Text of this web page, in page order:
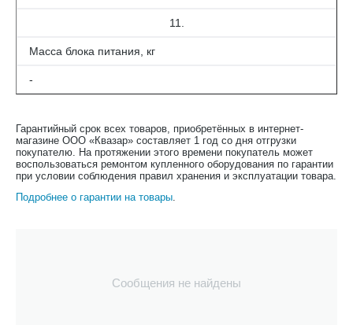
11.
Масса блока питания, кг
-
Гарантийный срок всех товаров, приобретённых в интернет-
магазине ООО «Квазар» составляет 1 год со дня отгрузки
покупателю. На протяжении этого времени покупатель может
воспользоваться ремонтом купленного оборудования по гарантии
при условии соблюдения правил хранения и эксплуатации товара.
Подробнее о гарантии на товары.
Сообщения не найдены